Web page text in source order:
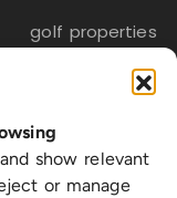
show relevant
or manage
golf properties
SW